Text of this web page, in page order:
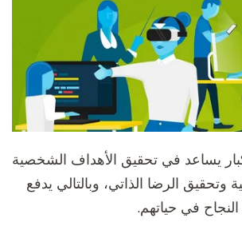
يساعد في تحقيق الأهداف الشخصية
وتحقيق الرضا الذاتي، وبالتالي يدفع
في حياتهم.